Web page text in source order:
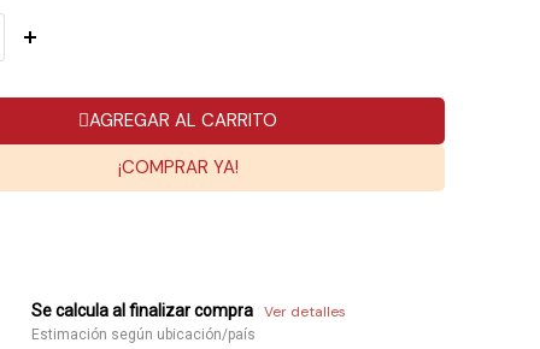
AGREGAR AL CARRITO
¡COMPRAR YA!
Se calcula al finalizar compra Ver detalles
Estimación según ubicación/país